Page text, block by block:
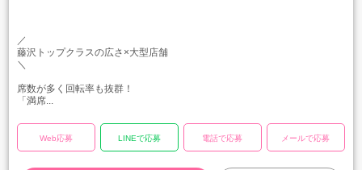
／
藤沢トップクラスの広さ×大型店舗
＼
席数が多く回転率も抜群！
「満席...
Web応募 LINEで応募 電話で応募 メールで応募